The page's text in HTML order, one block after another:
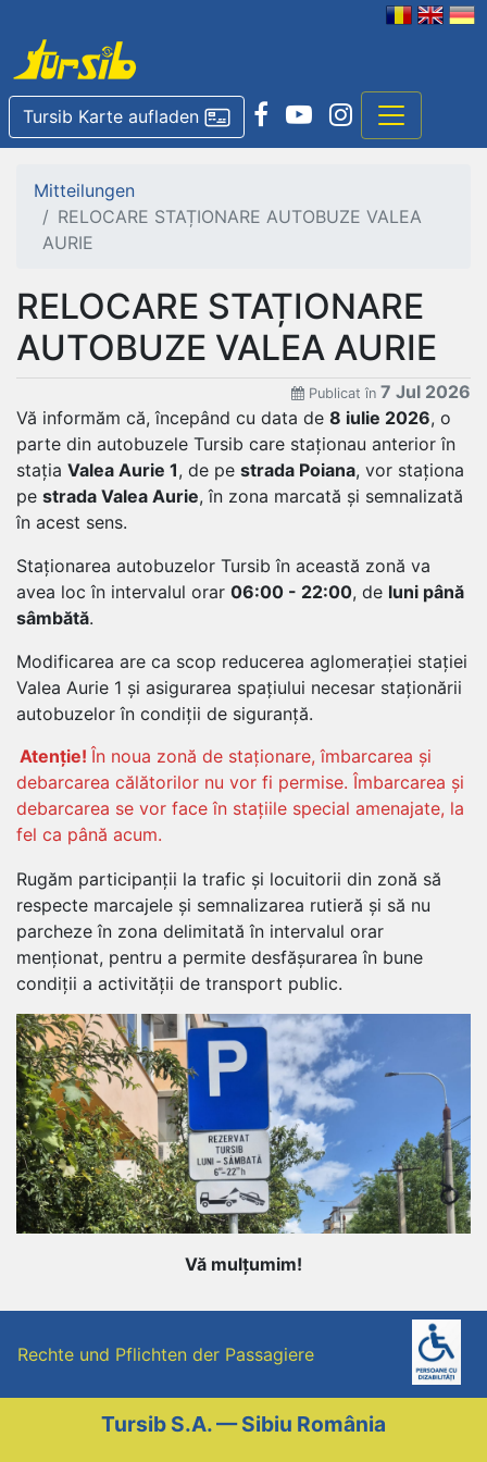
Tursib Karte aufladen
Mitteilungen
RELOCARE STAȚIONARE AUTOBUZE VALEA
AURIE
RELOCARE STAȚIONARE
AUTOBUZE VALEA AURIE
Publicat în 7 Jul 2026
Vă informăm că, începând cu data de 8 iulie 2026, o
parte din autobuzele Tursib care staționau anterior în
stația Valea Aurie 1, de pe strada Poiana, vor staționa
pe strada Valea Aurie, în zona marcată și semnalizată
în acest sens.
Staționarea autobuzelor Tursib în această zonă va
avea loc în intervalul orar 06:00 - 22:00, de luni până
sâmbătă.
Modificarea are ca scop reducerea aglomerației stației
Valea Aurie 1 și asigurarea spațiului necesar staționării
autobuzelor în condiții de siguranță.
Atenție!În noua zonă de staționare, îmbarcarea și
debarcarea călătorilor nu vor fi permise. Îmbarcarea și
debarcarea se vor face în stațiile special amenajate, la
fel ca până acum.
Rugăm participanții la trafic și locuitorii din zonă să
respecte marcajele și semnalizarea rutieră și să nu
parcheze în zona delimitată în intervalul orar
menționat, pentru a permite desfășurarea în bune
condiții a activității de transport public.
Vă mulțumim!
Navigare
în
articole
Rechte und Pflichten der Passagiere
Tursib S.A. — Sibiu România